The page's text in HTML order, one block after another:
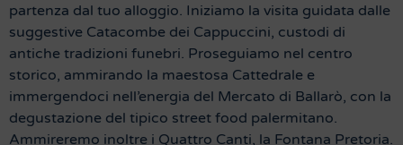
partenza dal tuo alloggio. Iniziamo la visita guidata dalle
suggestive Catacombe dei Cappuccini, custodi di
antiche tradizioni funebri. Proseguiamo nel centro
storico, ammirando la maestosa Cattedrale e
immergendoci nell’energia del Mercato di Ballarò, con la
degustazione del tipico street food palermitano.
Ammireremo inoltre i Quattro Canti, la Fontana Pretoria.